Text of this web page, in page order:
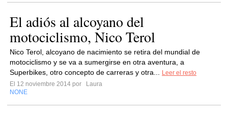
El adiós al alcoyano del
motociclismo, Nico Terol
Nico Terol, alcoyano de nacimiento se retira del mundial de
motociclismo y se va a sumergirse en otra aventura, a
Superbikes, otro concepto de carreras y otra...
Leer el resto
El 12 noviembre 2014 por
Laura
NONE